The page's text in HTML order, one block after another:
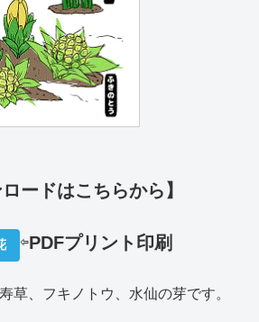
ロードはこちらから】
⇦PDFプリント印刷
草、フキノトウ、水仙の芽です。